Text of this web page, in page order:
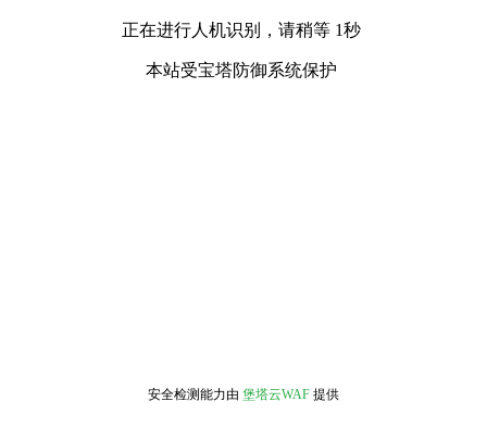
正在进行人机识别，请稍等 1秒
本站受宝塔防御系统保护
安全检测能力由 堡塔云WAF 提供